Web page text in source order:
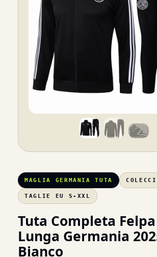
MAGLIA GERMANIA TUTA
TAGLIE EU S-XXL
Tuta Completa
Lunga Germania
Bianco